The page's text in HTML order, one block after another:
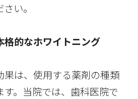
い。
的なホワイトニング
果は、使用する薬剤の種類
す。当院では、歯科医院で